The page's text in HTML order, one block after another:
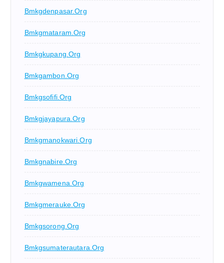
Bmkgdenpasar.org
Bmkgmataram.org
Bmkgkupang.org
Bmkgambon.org
Bmkgsofifi.org
Bmkgjayapura.org
Bmkgmanokwari.org
Bmkgnabire.org
Bmkgwamena.org
Bmkgmerauke.org
Bmkgsorong.org
Bmkgsumaterautara.org